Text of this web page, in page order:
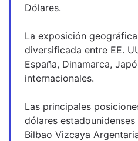
Dólares.
La exposición
diversificada entre EE.
España, Dinamarca,
internacionales.
Las principales
dólares estadounidenses
Bilbao Vizcaya